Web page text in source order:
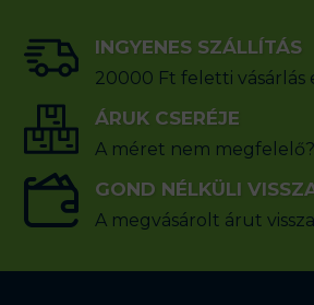
INGYENES SZÁLLÍTÁS
20000 Ft feletti vásárlás
ÁRUK CSERÉJE
A méret nem megfelelő?
GOND NÉLKÜLI
A megvásárolt árut